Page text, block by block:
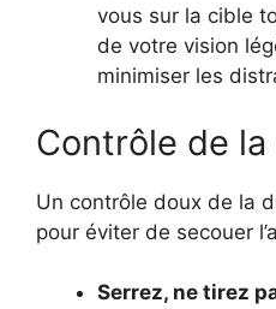
vous sur la cible
de votre vision
minimiser les
Contrôle de
Un contrôle doux de la
pour éviter de secouer
Serrez, ne tirez